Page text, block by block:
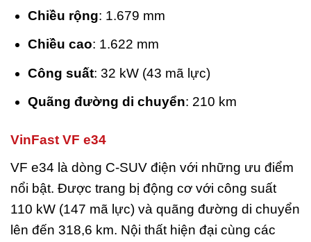
Chiều rộng: 1.679 mm
Chiều cao: 1.622 mm
Công suất: 32 kW (43 mã lực)
Quãng đường di chuyển: 210 km
VinFast VF e34
VF e34 là dòng C-SUV điện với những ưu điểm
nổi bật. Được trang bị động cơ với công suất
110 kW (147 mã lực) và quãng đường di chuyển
lên đến 318,6 km. Nội thất hiện đại cùng các